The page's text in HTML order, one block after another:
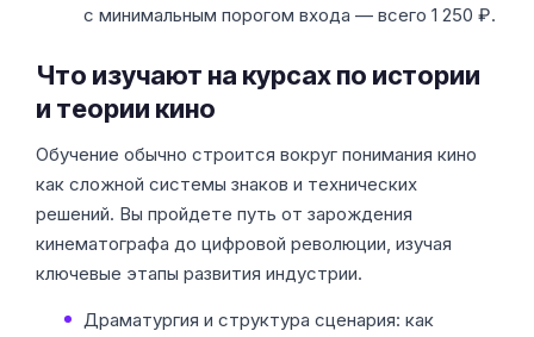
с минимальным порогом входа — всего 1 250 ₽.
Что изучают на курсах по истории
и теории кино
Обучение обычно строится вокруг понимания кино
как сложной системы знаков и технических
решений. Вы пройдете путь от зарождения
кинематографа до цифровой революции, изучая
ключевые этапы развития индустрии.
Драматургия и структура сценария: как